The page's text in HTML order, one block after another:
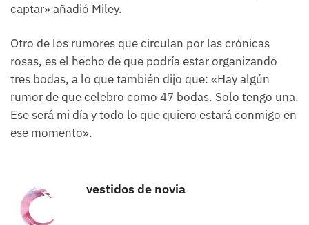
captar» añadió Miley.
Otro de los rumores que circulan por las crónicas
rosas, es el hecho de que podría estar organizando
tres bodas, a lo que también dijo que: «Hay algún
rumor de que celebro como 47 bodas. Solo tengo una.
Ese será mi día y todo lo que quiero estará conmigo en
ese momento».
vestidos de novia